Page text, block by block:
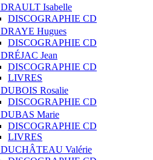
DRAULT Isabelle
DISCOGRAPHIE CD
DRAYE Hugues
DISCOGRAPHIE CD
DRÉJAC Jean
DISCOGRAPHIE CD
LIVRES
DUBOIS Rosalie
DISCOGRAPHIE CD
DUBAS Marie
DISCOGRAPHIE CD
LIVRES
DUCHÂTEAU Valérie